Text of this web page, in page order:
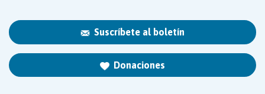
Suscríbete al boletín
Donaciones